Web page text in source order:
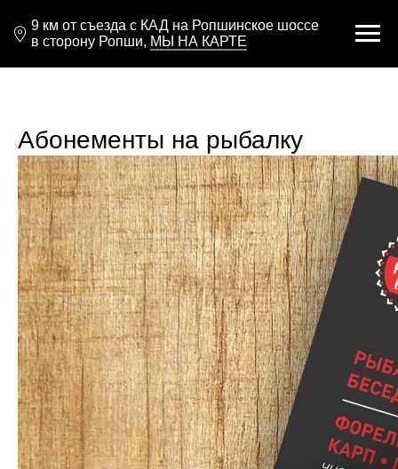
9 км от съезда с КАД на Ропшинское шоссе
в сторону Ропши, МЫ НА КАРТЕ
Абонементы на рыбалку